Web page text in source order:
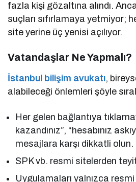
fazla kişi gözaltına alındı.
suçları sıfırlamaya yetmiyor;
site yerine üç yenisi açılıyor.
Vatandaşlar Ne Yapmalı?
İstanbul bilişim avukatı,
alabileceği önlemleri şöyle
Her gelen bağlantıya
kazandınız”, “hesabınız
mesajlara karşı dikkatli olun.
SPK vb. resmi sitelerden
Uygulamaları yalnızca